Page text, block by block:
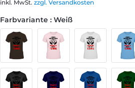
inkl. MwSt.zzgl. Versandkosten
Farbvariante : Weiß